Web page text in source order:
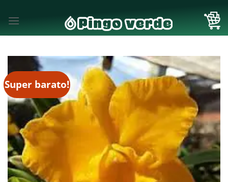
Super barato!